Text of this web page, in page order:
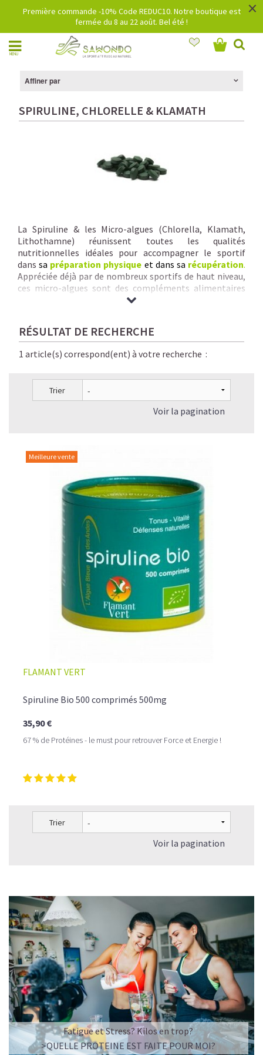
Première commande -10% Code REDUC10. Notre boutique est
fermée du 8 au 22 août. Bel été !
×
MENU
Affiner par
SPIRULINE, CHLORELLE & KLAMATH
La Spiruline & les Micro-algues (Chlorella, Klamath,
Lithothamne) réunissent toutes les qualités
nutritionnelles idéales pour accompagner le sportif
dans sa préparation physique et dans sa récupération.
Appréciée déjà par de nombreux sportifs de haut niveau,
ces micro-algues sont des compléments alimentaires
naturels, sains, parfaitement digestes et éco-
Nous vous garantissons
qualité inégalée :origine + pureté + traçabilité +
savoir-faire rigoureux + séchage à basse
température + absence de contaminants chimiques.
RÉSULTAT DE RECHERCHE
1 article(s) correspond(ent) à votre recherche :
Trier
Voir la pagination
Meilleure vente
FLAMANT VERT
Spiruline Bio 500 comprimés 500mg
35,90 €
67 % de Protéines - le must pour retrouver Force et Energie !
Trier
Voir la pagination
Fatigue et Stress? Kilos en trop?
>QUELLE PROTEINE EST FAITE POUR MOI?